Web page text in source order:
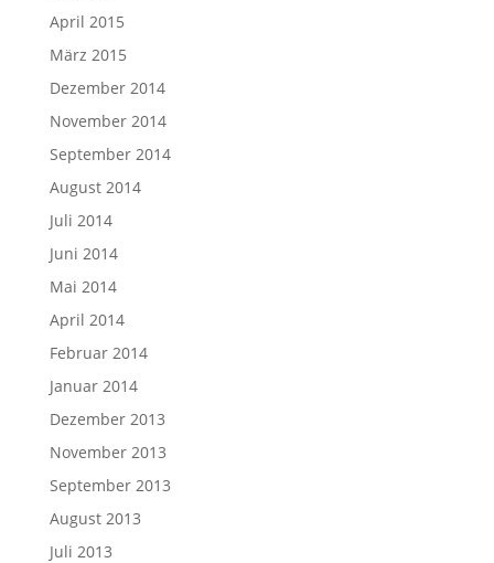
April 2015
März 2015
Dezember 2014
November 2014
September 2014
August 2014
Juli 2014
Juni 2014
Mai 2014
April 2014
Februar 2014
Januar 2014
Dezember 2013
November 2013
September 2013
August 2013
Juli 2013